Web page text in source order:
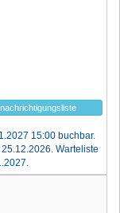
15:00 buchbar.
Warteliste